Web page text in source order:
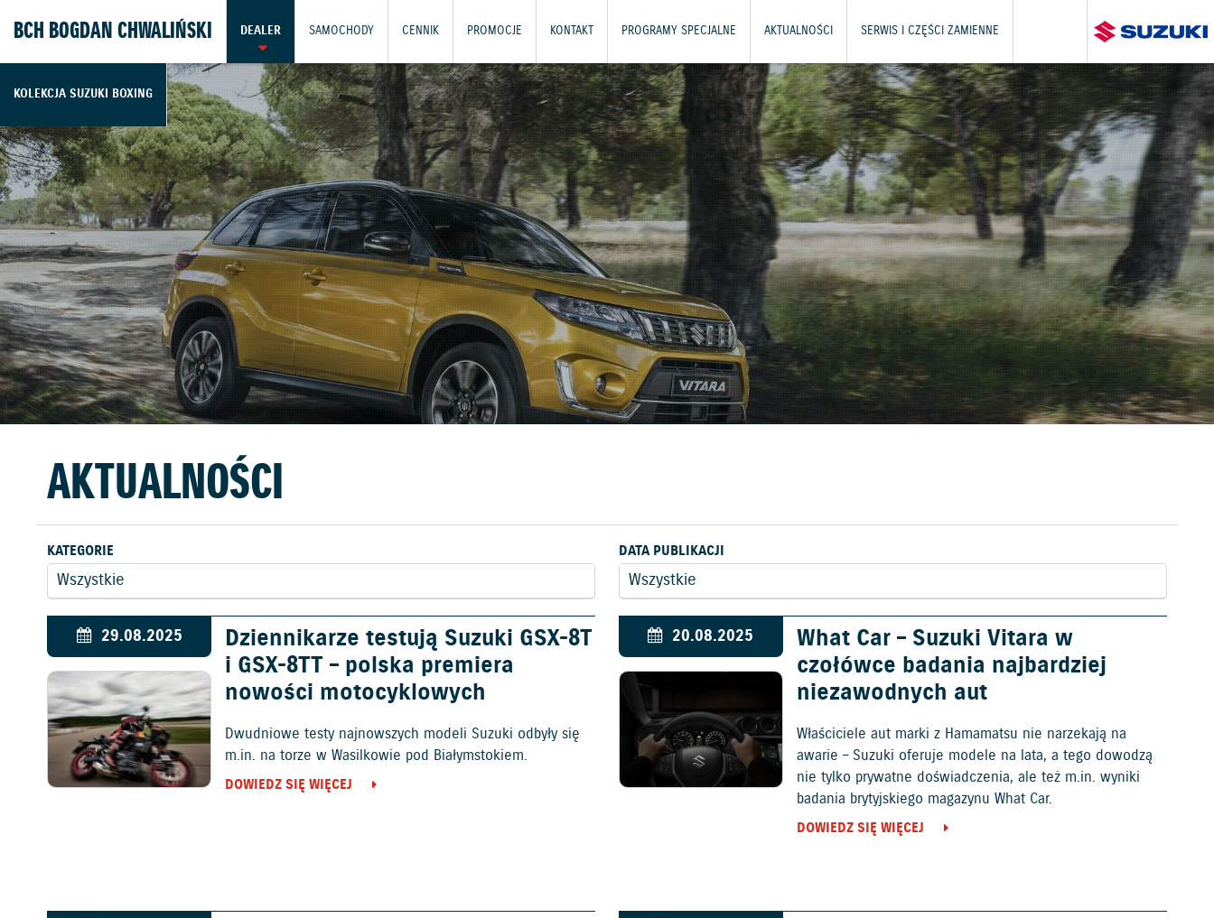
BCH BOGDAN CHWALIŃSKI DEALER SAMOCHODY CENNIK PROMOCJE KONTAKT PROGRAMY SPECJALNE AKTUALNOŚCI SERWIS I CZĘŚCI ZAMIENNE
KOLEKCJA SUZUKI BOXING
AKTUALNOŚCI
KATEGORIE DATA PUBLIKACJI
29.08.2025
Dziennikarze testują Suzuki GSX-8T
i GSX-8TT – polska premiera
nowości motocyklowych
Dwudniowe testy najnowszych modeli Suzuki odbyły się
m.in. na torze w Wasilkowie pod Białymstokiem.
DOWIEDZ SIĘ WIĘCEJ
20.08.2025
What Car – Suzuki Vitara w
czołówce badania najbardziej
niezawodnych aut
Właściciele aut marki z Hamamatsu nie narzekają na
awarie – Suzuki oferuje modele na lata, a tego dowodzą
nie tylko prywatne doświadczenia, ale też m.in. wyniki
badania brytyjskiego magazynu What Car.
DOWIEDZ SIĘ WIĘCEJ